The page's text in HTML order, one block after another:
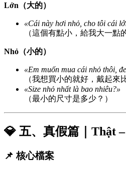
Lớn（大的）
«Cái này hơi nhỏ, cho tôi cái
（這個有點小，給我大一點
Nhỏ（小的）
«Em muốn mua cái nhỏ thôi,
（我想買小的就好，戴起來
«Size nhỏ nhất là bao nhiêu?»
（最小的尺寸是多少？）
💎 五、真假篇｜Thật
📌 核心檔案